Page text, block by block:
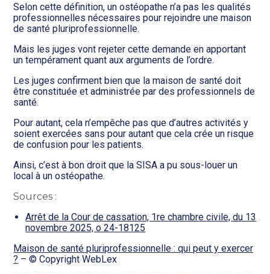
Selon cette définition, un ostéopathe n’a pas les qualités
professionnelles nécessaires pour rejoindre une maison
de santé pluriprofessionnelle.
Mais les juges vont rejeter cette demande en apportant
un tempérament quant aux arguments de l’ordre.
Les juges confirment bien que la maison de santé doit
être constituée et administrée par des professionnels de
santé.
Pour autant, cela n’empêche pas que d’autres activités y
soient exercées sans pour autant que cela crée un risque
de confusion pour les patients.
Ainsi, c’est à bon droit que la SISA a pu sous-louer un
local à un ostéopathe.
Sources :
Arrêt de la Cour de cassation, 1re chambre civile, du 13
novembre 2025, o 24-18125
Maison de santé pluriprofessionnelle : qui peut y exercer
? – © Copyright WebLex